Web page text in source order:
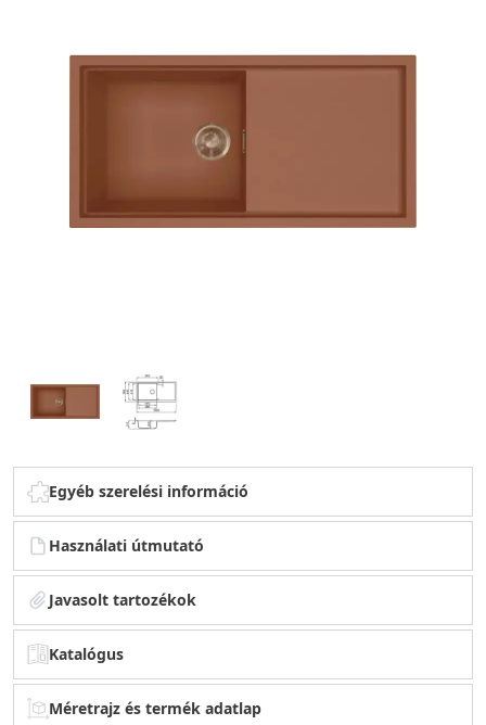
Egyéb szerelési információ
Használati útmutató
Javasolt tartozékok
Katalógus
Méretrajz és termék adatlap